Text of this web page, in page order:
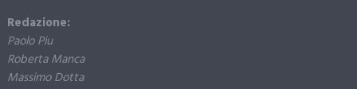
Redazione:
Paolo Piu
Roberta Manca
Massimo Dotta